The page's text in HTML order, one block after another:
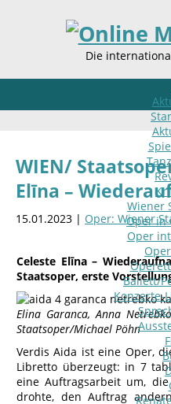
Die
Wiener
Oper in
Oper
Ballett/
Konzerte-
WIEN/
Elīna –
15.01.2023 | Oper: Wiener
Celeste Elīna –
Staatsoper, erste
Elina Garanca, Anna
Staatsoper/Michael Pöhn
Verdis Aida ist eine Oper,
Libretto überzeugt: in 7
eine Auftragsarbeit um,
drohte, den Auftrag